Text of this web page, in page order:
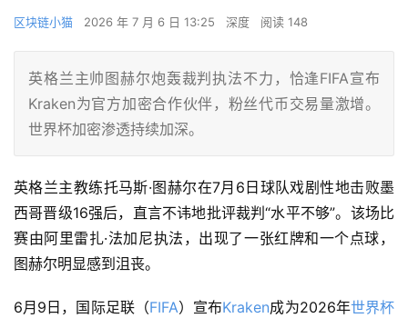
区块链小猫 2026 年 7 月 6 日 13:25 深度 阅读 148
英格兰主帅图赫尔炮轰裁判执法不力，恰逢FIFA宣布
Kraken为官方加密合作伙伴，粉丝代币交易量激增。
世界杯加密渗透持续加深。
英格兰主教练托马斯·图赫尔在7月6日球队戏剧性地击败墨
西哥晋级16强后，直言不讳地批评裁判“水平不够”。该场比
赛由阿里雷扎·法加尼执法，出现了一张红牌和一个点球，
图赫尔明显感到沮丧。
6月9日，国际足联（FIFA）宣布Kraken成为2026年世界杯